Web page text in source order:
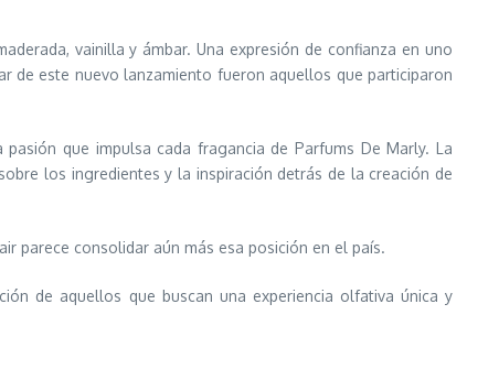
vainilla y ámbar. Una expresión de confianza en uno
de este nuevo lanzamiento fueron aquellos que participaron
que impulsa cada fragancia de Parfums De Marly. La
los ingredientes y la inspiración detrás de la creación de
parece consolidar aún más esa posición en el país.
de aquellos que buscan una experiencia olfativa única y